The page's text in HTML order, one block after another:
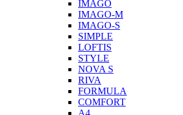
IMAGO
IMAGO-M
IMAGO-S
SIMPLE
LOFTIS
STYLE
NOVA S
RIVA
FORMULA
COMFORT
A4